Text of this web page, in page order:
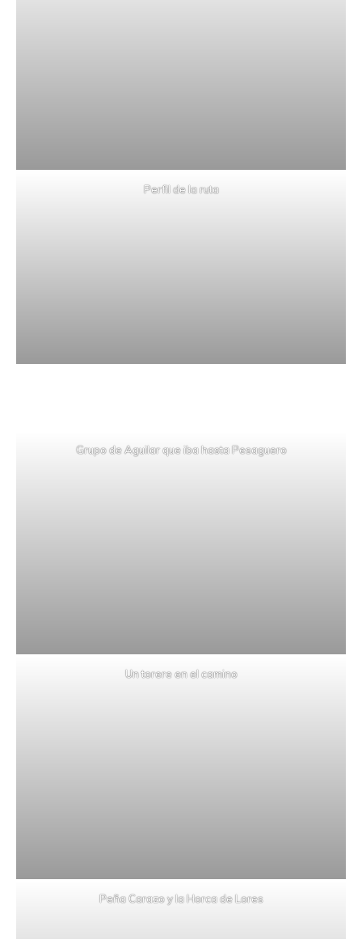
Perfil de la ruta
Grupo de Aguilar que iba hasta Pesaguero
Un torere en el camino
Peña Carazo y la Horca de Lores